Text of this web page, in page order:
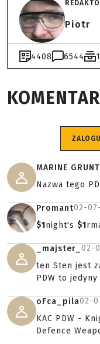
Piotr
4408 6544
MARINE GRUNT
Nazwa tego
Promant02-
$1night's $1
_majster_ 02-
ten Sten jest
PDW to
oFca_pila02-
KAC PDW -
Defence